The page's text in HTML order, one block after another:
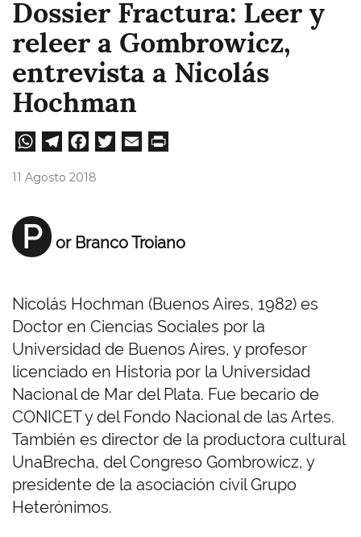
Dossier Fractura: Leer y
releer a Gombrowicz,
entrevista a Nicolás
Hochman
W
A
pp
Te
m
Fa
11 Agosto 2018
P or Branco Troiano
Nicolás Hochman (Buenos Aires, 1982) es
Doctor en Ciencias Sociales por la
Universidad de Buenos Aires, y profesor
licenciado en Historia por la Universidad
Nacional de Mar del Plata. Fue becario de
CONICET y del Fondo Nacional de las Artes.
También es director de la productora cultural
UnaBrecha, del Congreso Gombrowicz, y
presidente de la asociación civil Grupo
Heterónimos.